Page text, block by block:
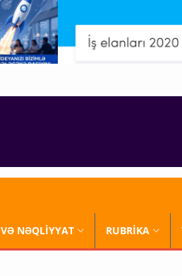
NƏQLİYYAT RUBRİKA